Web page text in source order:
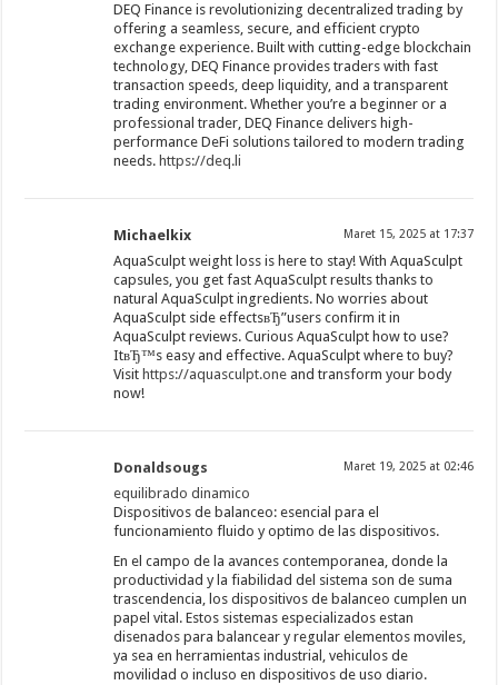
DEQ Finance is revolutionizing decentralized trading by
offering a seamless, secure, and efficient crypto
exchange experience. Built with cutting-edge blockchain
technology, DEQ Finance provides traders with fast
transaction speeds, deep liquidity, and a transparent
trading environment. Whether you’re a beginner or a
professional trader, DEQ Finance delivers high-
performance DeFi solutions tailored to modern trading
needs. https://deq.li
Michaelkix Maret 15, 2025 at 17:37
AquaSculpt weight loss is here to stay! With AquaSculpt
capsules, you get fast AquaSculpt results thanks to
natural AquaSculpt ingredients. No worries about
AquaSculpt side effectsвЂ”users confirm it in
AquaSculpt reviews. Curious AquaSculpt how to use?
ItвЂ™s easy and effective. AquaSculpt where to buy?
Visit https://aquasculpt.one and transform your body
now!
Donaldsougs Maret 19, 2025 at 02:46
equilibrado dinamico
Dispositivos de balanceo: esencial para el
funcionamiento fluido y optimo de las dispositivos.
En el campo de la avances contemporanea, donde la
productividad y la fiabilidad del sistema son de suma
trascendencia, los dispositivos de balanceo cumplen un
papel vital. Estos sistemas especializados estan
disenados para balancear y regular elementos moviles,
ya sea en herramientas industrial, vehiculos de
movilidad o incluso en dispositivos de uso diario.